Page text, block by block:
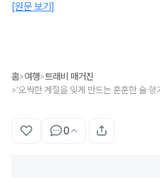
[원문 보기]
홈>여행>트래비 매거진
>
0